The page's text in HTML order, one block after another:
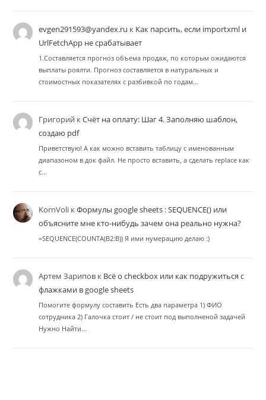
evgen291593@yandex.ru к Как парсить, если importxml и
UrlFetchApp не срабатывает
1.Составляется прогноз объема продаж, по которым ожидаются
выплаты роялти. Прогноз составляется в натуральных и
стоимостных показателях с разбивкой по годам…
Григорий кСчёт на оплату: Шаг 4. Заполняю шаблон,
создаю pdf
Приветствую! А как можно вставить таблицу с именованным
диапазоном в док файл. Не просто вставить, а сделать replace как
с…
KornVoliкФормулы google sheets : SEQUENCE() или
объясните мне кто-нибудь зачем она реально нужна?
=SEQUENCE(COUNTA(B2:B)) Я ими нумерацию делаю :)
Артем Зариповк Всё о checkbox или как подружиться с
флажками в google sheets
Помогите формулу составить Есть два параметра 1) ФИО
сотрудника 2) Галочка стоит / не стоит под выполненой задачей
Нужно Найти…